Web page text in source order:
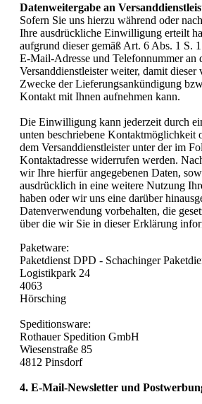
Datenweitergabe an
Sofern Sie uns hierzu während oder
Ihre ausdrückliche Einwilligung erteilt
aufgrund dieser gemäß Art. 6 Abs. 1 S.
E-Mail-Adresse und Telefonnummer an
Versanddienstleister weiter, damit
Zwecke der Lieferungsankündigung
Kontakt mit Ihnen aufnehmen kann.
Die Einwilligung kann jederzeit durch
unten beschriebene Kontaktmöglichkeit
dem Versanddienstleister unter der im
Kontaktadresse widerrufen werden.
wir Ihre hierfür angegebenen Daten,
ausdrücklich in eine weitere Nutzung
haben oder wir uns eine darüber
Datenverwendung vorbehalten, die
über die wir Sie in dieser Erklärung
Paketware:
Paketdienst DPD - Schachinger
Logistikpark 24
4063
Hörsching
Speditionsware:
Rothauer Spedition GmbH
Wiesenstraße 85
4812 Pinsdorf
4. E-Mail-Newsletter und